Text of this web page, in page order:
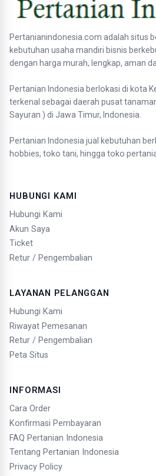
Pertanianindonesia.com adalah situs
kebutuhan usaha mandiri bisnis
dengan harga murah, lengkap, aman
Pertanian Indonesia berlokasi di kota
terkenal sebagai daerah pusat
Sayuran ) di Jawa Timur, Indonesia.
Pertanian Indonesia jual kebutuhan
hobbies, toko tani, hingga toko
HUBUNGI KAMI
Hubungi Kami
Akun Saya
Ticket
Retur / Pengembalian
LAYANAN PELANGGAN
Hubungi Kami
Riwayat Pemesanan
Retur / Pengembalian
Peta Situs
INFORMASI
Cara Order
Konfirmasi Pembayaran
FAQ Pertanian Indonesia
Tentang Pertanian Indonesia
Privacy Policy